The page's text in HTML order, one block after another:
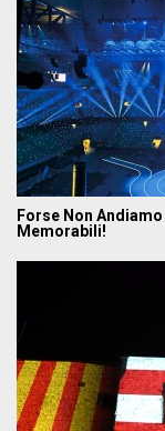
Forse Non
Memorabili!